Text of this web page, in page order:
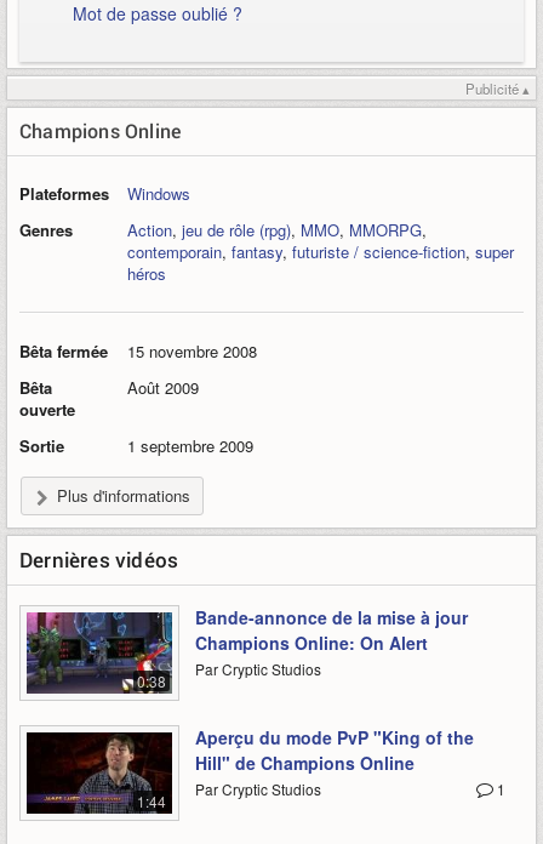
Mot de passe oublié ?
Publicité ▴
Champions Online
Plateformes
Windows
Genres
Action, jeu de rôle (rpg), MMO, MMORPG,
contemporain, fantasy, futuriste / science-fiction, super
héros
Bêta fermée
15 novembre 2008
Bêta
ouverte
Août 2009
Sortie 1 septembre 2009
Plus d'informations
Dernières vidéos
0:38
Bande-annonce de la mise à jour
Champions Online: On Alert
Par Cryptic Studios
1:44
Aperçu du mode PvP "King of the
Hill" de Champions Online
1
Par Cryptic Studios